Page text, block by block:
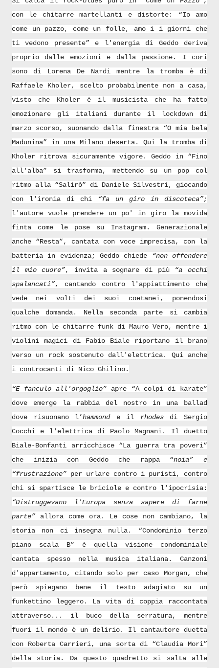
con le chitarre martellanti e distorte: “Io amo
come un pazzo, come un folle, amo i i giorni che
ti vedono presente” e l'energia di Geddo deriva
proprio dalle emozioni e dalla passione. I cori
sono di Lorena De Nardi mentre la tromba è di
Raffaele Kholer, scelto probabilmente non a casa,
visto che Kholer è il musicista che ha fatto
emozionare gli italiani durante il lockdown di
marzo scorso, suonando dalla finestra “O mia bela
Madunina” in una Milano deserta. Qui la tromba di
Kholer ritrova sicuramente vigore. Geddo in “Fino
all'alba” si trasforma, mettendo su un pop col
ritmo alla “Salirò” di Daniele Silvestri, giocando
con l'ironia di chi
“fa un giro in discoteca”;
l'autore vuole prendere un po' in giro la movida
finta come le pose su Instagram. Generazionale
anche “Resta”, cantata con voce imprecisa, con la
batteria in evidenza; Geddo chiede
“non offendere
il mio cuore”, invita a sognare di più
“a occhi
spalancati”, cantando contro l'appiattimento che
vede nei volti dei suoi coetanei, ponendosi
qualche domanda. Nella seconda parte si cambia
ritmo con le chitarre funk di Mauro Vero, mentre i
violini magici di Fabio Biale riportano il brano
verso un rock sostenuto dall'elettrica. Qui anche
i controcanti di Nico Ghilino.
“E fanculo all'orgoglio”apre “A colpi di karate”
dove emerge la rabbia del nostro in una ballad
dove risuonano l’hammond e il rhodesdi Sergio
Cocchi e l'elettrica di Paolo Magnani. Il duetto
Biale-Bonfanti arricchisce “La guerra tra poveri”
che inizia con Geddo che rappa “noia” e
“frustrazione”per urlare contro i puristi, contro
chi si spartisce le briciole e contro l'ipocrisia:
“Distruggevano l'Europa senza sapere di farne
parte”allora come ora. Le cose non cambiano, la
storia non ci insegna nulla. “Condominio terzo
piano scala B” è quella visione condominiale
cantata spesso nella musica italiana. Canzoni
d'appartamento, citando solo per caso Morgan, che
però spiegano bene il testo adagiato su un
funkettino leggero. La vita di coppia raccontata
attraverso... il buco della serratura, mentre
fuori il mondo è un delirio. Il cantautore duetta
con Roberta Carrieri, una sorta di “Claudia Mori”
della storia. Da questo quadretto si salta alle